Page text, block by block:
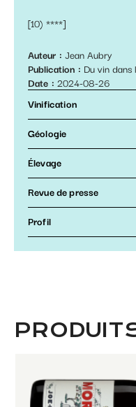
[10) ****]
Auteur Jean Aubry
Publication
Du vin dans
Date 2024-08-26
Vinification
Géologie
Élevage
Revue de presse
Profil